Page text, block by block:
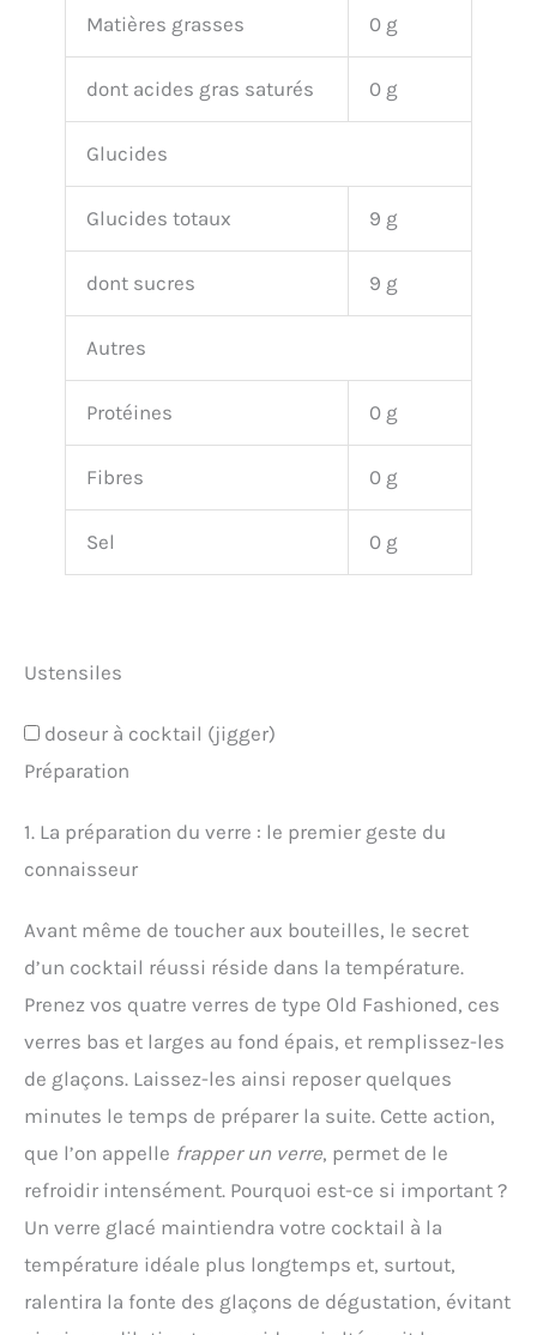
Matières grasses 0 g
dont acides gras saturés 0 g
Glucides
Glucides totaux 9 g
dont sucres 9 g
Autres
Protéines 0 g
Fibres 0 g
Sel 0 g
Ustensiles
doseur à cocktail (jigger)
Préparation
1. La préparation du verre : le premier geste du
connaisseur
Avant même de toucher aux bouteilles, le secret
d’un cocktail réussi réside dans la température.
Prenez vos quatre verres de type Old Fashioned, ces
verres bas et larges au fond épais, et remplissez-les
de glaçons. Laissez-les ainsi reposer quelques
minutes le temps de préparer la suite. Cette action,
que l’on appelle frapper un verre, permet de le
refroidir intensément. Pourquoi est-ce si important ?
Un verre glacé maintiendra votre cocktail à la
température idéale plus longtemps et, surtout,
ralentira la fonte des glaçons de dégustation, évitant